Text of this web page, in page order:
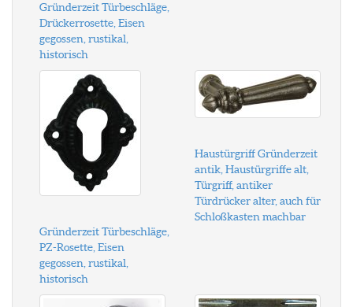
Gründerzeit Türbeschläge,
Drückerrosette, Eisen
gegossen, rustikal,
historisch
Gründerzeit Türbeschläge,
PZ-Rosette, Eisen
gegossen, rustikal,
historisch
Haustürgriff Gründerzeit
antik, Haustürgriffe alt,
Türgriff, antiker
Türdrücker alter, auch für
Schloßkasten machbar